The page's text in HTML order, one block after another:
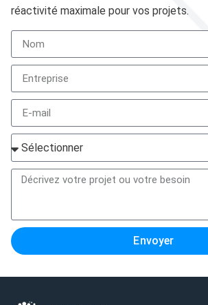
réactivité maximale pour vos projets.
Envoyer